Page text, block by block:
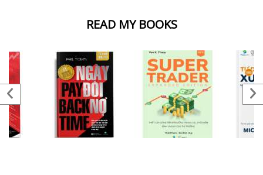
READ MY BOOKS